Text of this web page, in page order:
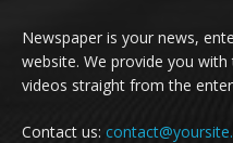
Newspaper is your news,
website. We provide you
videos straight from the
Contact us: